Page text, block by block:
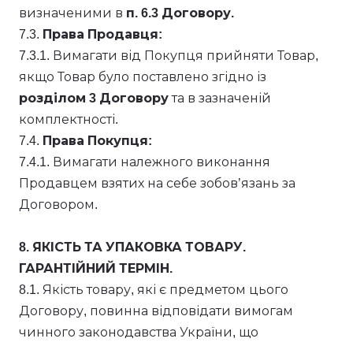
визначеними в п. 6.3 Договору.
7.3. Права Продавця:
7.3.1. Вимагати від Покупця прийняти Товар,
якщо Товар було поставлено згідно із
розділом 3 Договорута в зазначеній
комплектності.
7.4. Права Покупця:
7.4.1. Вимагати належного виконання
Продавцем взятих на себе зобов’язань за
Договором.
8. ЯКІСТЬ ТА УПАКОВКА ТОВАРУ.
ГАРАНТІЙНИЙ ТЕРМІН.
8.1. Якість товару, які є предметом цього
Договору, повинна відповідати вимогам
чинного законодавства України, що